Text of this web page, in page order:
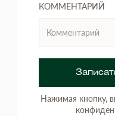
КОММЕНТАРИЙ
Нажимая кнопку,